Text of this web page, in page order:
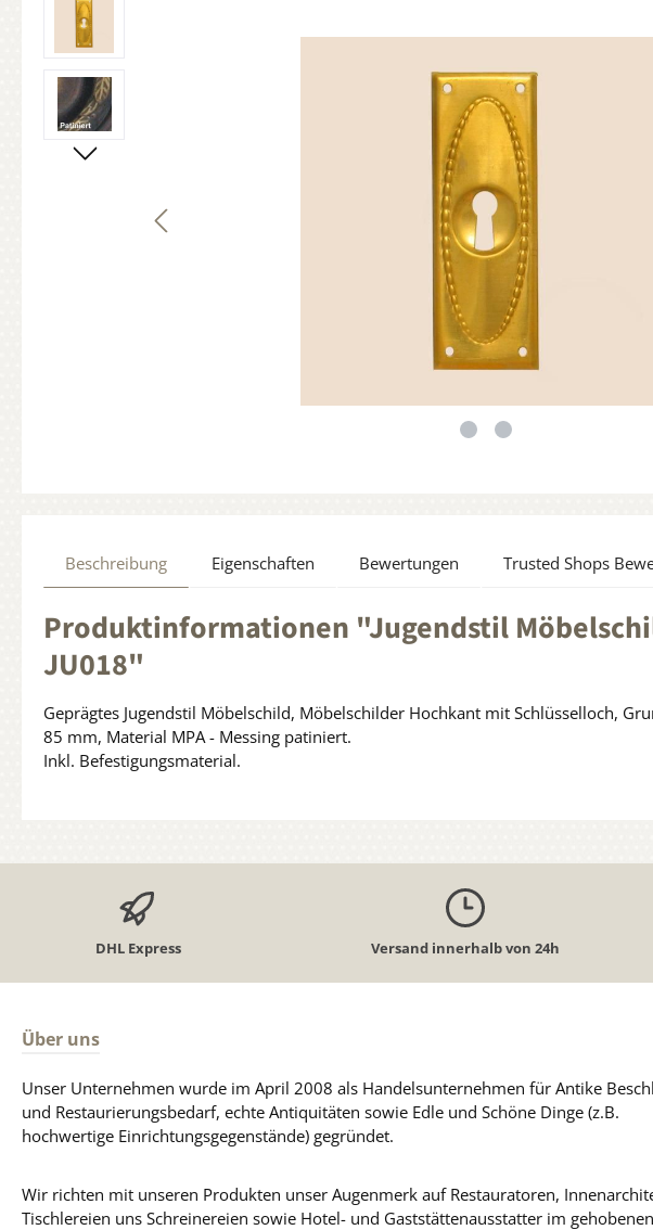
Beschreibung Eigenschaften Bewertungen Trusted Shops
Produktinformationen "Jugendstil
JU018"
Geprägtes Jugendstil Möbelschild, Möbelschilder Hochkant mit Schlüsselloch,
85 mm, Material MPA - Messing patiniert.
Inkl. Befestigungsmaterial.
DHL Express Versand innerhalb von 24h
Über uns
Unser Unternehmen wurde im April 2008 als Handelsunternehmen für Antike
und Restaurierungsbedarf, echte Antiquitäten sowie Edle und Schöne Dinge (z.B.
hochwertige Einrichtungsgegenstände) gegründet.
Wir richten mit unseren Produkten unser Augenmerk auf Restauratoren,
Tischlereien uns Schreinereien sowie Hotel- und Gaststättenausstatter im gehobenen